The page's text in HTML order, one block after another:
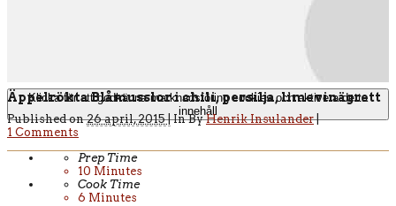
Klicka för att godkänna marknadsföring cookies och aktivera detta
innehåll
Äppelrökta Blåmusslor i chili, persilja, limevinägrett
Published on26 april, 2015 | InBy Henrik Insulander|
1 Comments
Prep Time
10 Minutes
Cook Time
6 Minutes